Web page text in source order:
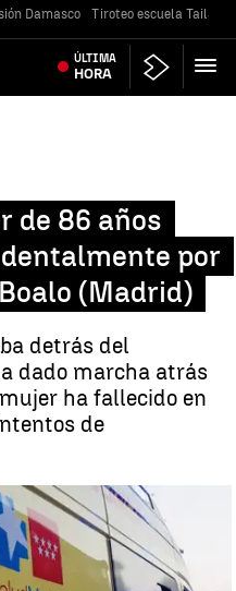
Damasco Tiroteo escuela
ÚLTIMA
HORA
de 86 años
por
(Madrid)
detrás del
dado marcha atrás
ha fallecido en
de